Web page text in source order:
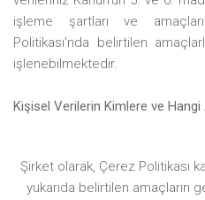
işleme şartları ve
Politikası’nda belirtilen
işlenebilmektedir.
Kişisel Verilerin Kimlere ve
Şirket olarak, Çerez Politikası
yukarıda belirtilen amaçların